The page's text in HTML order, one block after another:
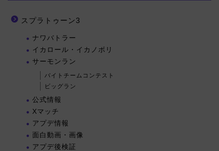
スプラトゥーン3
ナワバトラー
イカロール・イカノボリ
サーモンラン
バイトチームコンテスト
ビッグラン
公式情報
Xマッチ
アプデ情報
面白動画・画像
アプデ後検証